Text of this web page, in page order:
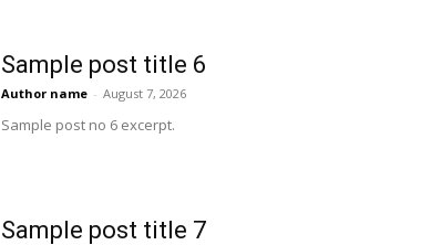
ตัวอย่างในประเทศ
โปรโมชั่นทัวร์
รีวิวท่องเที่ยว
Sample post title 6
Author name - August 7, 2026
Sample post no 6 excerpt.
Sample post title 7